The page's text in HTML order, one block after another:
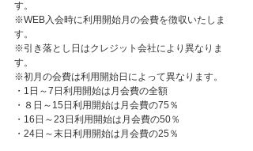
す。
※WEB入会時に利用開始月の会費を徴収いたしま
す。
※引き落とし日はクレジット会社により異なりま
す。
※初月の会費は利用開始日によって異なります。
・1日～7日利用開始は月会費の全額
・８日～15日利用開始は月会費の75％
・16日～23日利用開始は月会費の50％
・24日～末日利用開始は月会費の25％